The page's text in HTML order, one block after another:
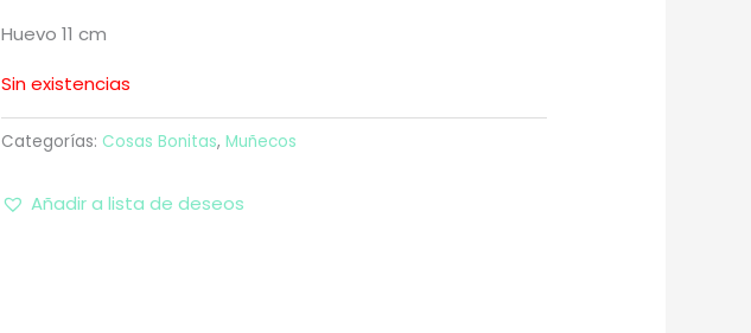
Huevo 11 cm
Sin existencias
Categorías: Cosas Bonitas, Muñecos
Añadir a lista de deseos